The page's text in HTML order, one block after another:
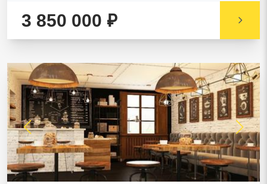
3 850 000 ₽